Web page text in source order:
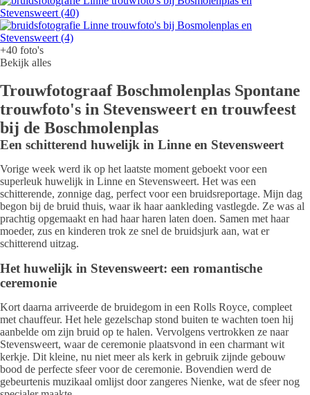
+40 foto's
Bekijk alles
Trouwfotograaf Boschmolenplas Spontane
trouwfoto's in Stevensweert en trouwfeest
bij de Boschmolenplas
Een schitterend huwelijk in Linne en Stevensweert
Vorige week werd ik op het laatste moment geboekt voor een
superleuk huwelijk in Linne en Stevensweert. Het was een
schitterende, zonnige dag, perfect voor een bruidsreportage. Mijn dag
begon bij de bruid thuis, waar ik haar aankleding vastlegde. Ze was al
prachtig opgemaakt en had haar haren laten doen. Samen met haar
moeder, zus en kinderen trok ze snel de bruidsjurk aan, wat er
schitterend uitzag.
Het huwelijk in Stevensweert: een romantische
ceremonie
Kort daarna arriveerde de bruidegom in een Rolls Royce, compleet
met chauffeur. Het hele gezelschap stond buiten te wachten toen hij
aanbelde om zijn bruid op te halen. Vervolgens vertrokken ze naar
Stevensweert, waar de ceremonie plaatsvond in een charmant wit
kerkje. Dit kleine, nu niet meer als kerk in gebruik zijnde gebouw
bood de perfecte sfeer voor de ceremonie. Bovendien werd de
gebeurtenis muzikaal omlijst door zangeres Nienke, wat de sfeer nog